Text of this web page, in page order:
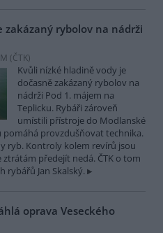
rybolov na nádrži
(ČTK)
Kvůli nízké hladině vody je
dočasně zakázaný rybolov na
nádrži Pod 1. májem na
Teplicku. Rybáři zároveň
umístili přístroje do Modlanské
pomáhá provzdušňovat technika.
ryb. Kontroly kolem revírů jsou
předejít nedá. ČTK o tom
rybářů Jan Skalský.
oprava Veseckého